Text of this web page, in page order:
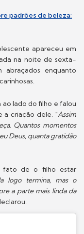
padrões de beleza:
apareceu em
na noite de sexta-
enquanto
lado do filho e falou
a criação dele. "Assim
Quantos momentos
Deus, quanta gratidão
fato de o filho estar
logo termina, mas o
a parte mais linda da